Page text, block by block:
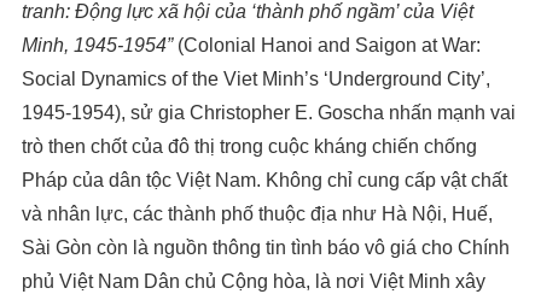
tranh: Động lực xã hội của ‘thành phố ngầm’của Việt
Minh, 1945-1954”(Colonial Hanoi and Saigon at War:
Social Dynamics of the Viet Minh’s ‘Underground City’,
1945-1954), sử gia Christopher E. Goscha nhấn mạnh vai
trò then chốt của đô thị trong cuộc kháng chiến chống
Pháp của dân tộc Việt Nam. Không chỉ cung cấp vật chất
và nhân lực, các thành phố thuộc địa như Hà Nội, Huế,
Sài Gòn còn là nguồn thông tin tình báo vô giá cho Chính
phủ Việt Nam Dân chủ Cộng hòa, là nơi Việt Minh xây